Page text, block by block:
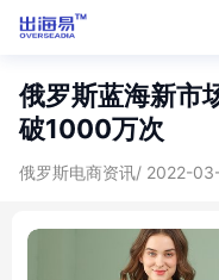
俄罗斯蓝海新市
破1000万次
俄罗斯电商资讯/ 2022-